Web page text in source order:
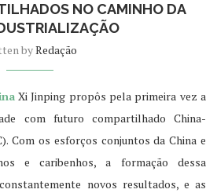
NO CAMINHO DA
byRedação
Xi Jinping propôs pela primeira vez a
com futuro compartilhado China-
Com os esforços conjuntos da China e
e caribenhos, a formação dessa
novos resultados, e as